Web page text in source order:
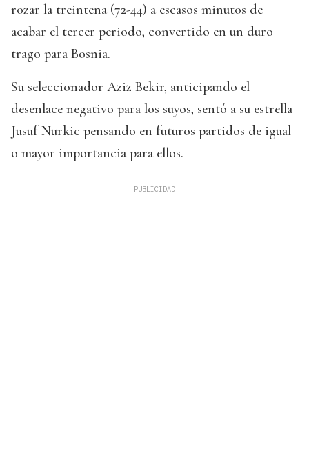
rozar la treintena (72-44) a escasos minutos de
acabar el tercer periodo, convertido en un duro
trago para Bosnia.
Su seleccionador Aziz Bekir, anticipando el
desenlace negativo para los suyos, sentó a su estrella
Jusuf Nurkic pensando en futuros partidos de igual
o mayor importancia para ellos.